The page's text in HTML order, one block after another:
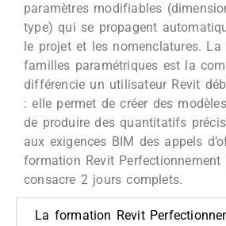
paramètres modifiables
type) qui se propagent
le projet et les nomenclatures.
familles paramétriques est la
différencie un utilisateur Revit
: elle permet de créer des
de produire des quantitatifs
aux exigences BIM des appels
formation Revit
consacre 2 jours complets.
La formation Revit